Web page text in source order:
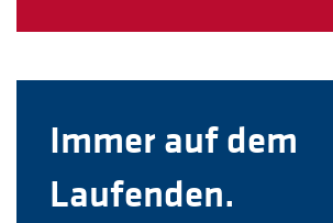
Immer auf dem
Laufenden.